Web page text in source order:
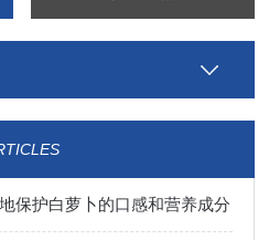
保护白萝卜的口感和营养成分